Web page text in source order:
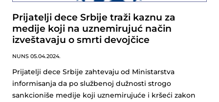
Prijatelji dece Srbije traži kaznu za
medije koji na uznemirujuć način
izveštavaju o smrti devojčice
NUNS 05.04.2024.
Prijatelji dece Srbije zahtevaju od Ministarstva
informisanja da po službenoj dužnosti strogo
sankcioniše medije koji uznemirujuće i kršeći zakon